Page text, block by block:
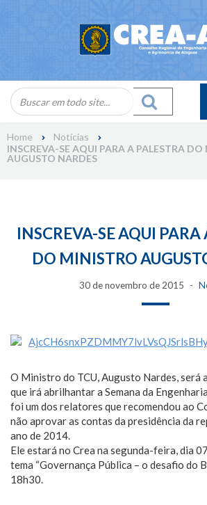
Home
Notícias
INSCREVA-SE AQUI PARA A PALESTRA
AUGUSTO NARDES
INSCREVA-SE AQUI PARA
DO MINISTRO
30 de novembro de 2015
O Ministro do TCU, Augusto Nardes, será
que irá abrilhantar a Semana da
foi um dos relatores que recomendou ao
não aprovar as contas da presidência da
ano de 2014.
Ele estará no Crea na segunda-feira, dia
tema “Governança Pública – o desafio do
18h30.